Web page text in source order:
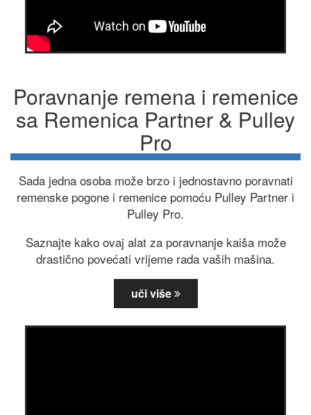
Poravnanje remena i remenice
sa Remenica Partner & Pulley
Pro
Sada jedna osoba može brzo i jednostavno poravnati
remenske pogone i remenice pomoću Pulley Partner i
Pulley Pro.
Saznajte kako ovaj alat za poravnanje kaiša može
drastično povećati vrijeme rada vaših mašina.
uči više